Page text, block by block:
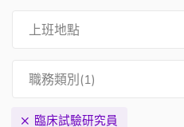
上班地點
職務類別(1)
臨床試驗研究員